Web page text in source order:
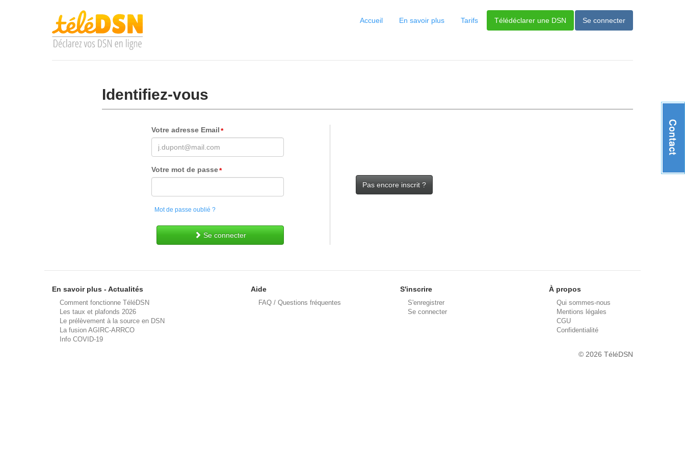
Accueil En savoir plus Tarifs Télédéclarer une DSN Se connecter
Identifiez-vous
Votre adresse Email
Votre mot de passe
Mot de passe oublié ?
Se connecter
Pas encore inscrit ?
En savoir plus - Actualités
Comment fonctionne TéléDSN
Les taux et plafonds 2026
Le prélèvement à la source en DSN
La fusion AGIRC-ARRCO
Info COVID-19
Aide
FAQ / Questions fréquentes
S'inscrire
S'enregistrer
Se connecter
À propos
Qui sommes-nous
Mentions légales
CGU
Confidentialité
© 2026 TéléDSN